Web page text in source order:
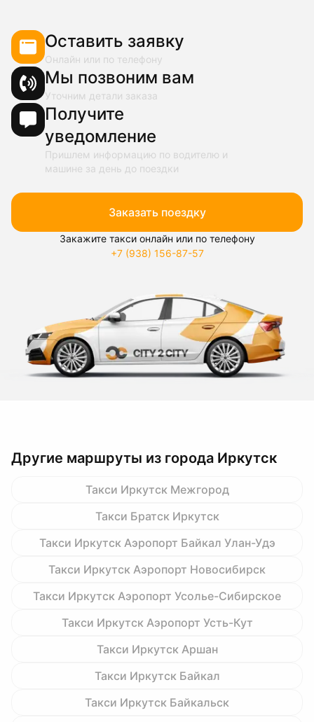
Оставить заявку
Онлайн или по телефону
Мы позвоним вам
Уточним детали заказа
Получите
уведомление
Пришлем информацию по водителю и
машине за день до поездки
Заказать поездку
Закажите такси онлайн или по телефону
+7 (938) 156-87-57
Другие маршруты из города Иркутск
Такси Иркутск Межгород
Такси Братск Иркутск
Такси Иркутск Аэропорт Байкал Улан-Удэ
Такси Иркутск Аэропорт Новосибирск
Такси Иркутск Аэропорт Усолье-Сибирское
Такси Иркутск Аэропорт Усть-Кут
Такси Иркутск Аршан
Такси Иркутск Байкал
Такси Иркутск Байкальск